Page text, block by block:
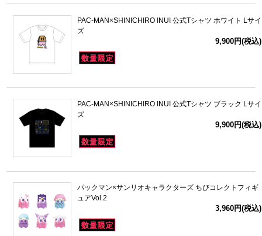
PAC-MAN×SHINICHIRO INUI 公式Tシャツ ホワイト Lサイ
ズ
9,900円(税込)
PAC-MAN×SHINICHIRO INUI 公式Tシャツ ブラック Lサイ
ズ
9,900円(税込)
パックマン×サンリオキャラクターズ ちびコレクトフィギ
ュアVol.2
3,960円(税込)